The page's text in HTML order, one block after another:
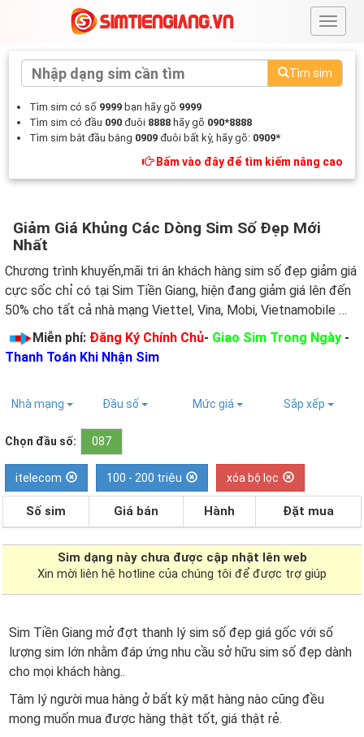
#
Tìm sim
Tìm sim có số 9999 bạn hãy gõ 9999
Tìm sim có đầu 090 đuôi 8888 hãy gõ 090*8888
Tìm sim bắt đầu bằng 0909 đuôi bất kỳ, hãy gõ: 0909*
Bấm vào đây để tìm kiếm nâng cao
Giảm Giá Khủng Các Dòng Sim Số Đẹp Mới
Nhất
Chương trình khuyến,mãi tri ân khách hàng sim số đẹp giảm giá
cực sốc chỉ có tại Sim Tiền Giang, hiện đang giảm giá lên đến
50% cho tất cả nhà mạng Viettel, Vina, Mobi, Vietnamobile …
Miễn phí: Đăng Ký Chính Chủ- Giao Sim Trong Ngày -
Thanh Toán Khi Nhận Sim
Nhà mạng Đầu số Mức giá Sắp xếp
Chọn đầu số: 087
itelecom 100 - 200 triệu xóa bộ lọc
Số sim Giá bán Hành Đặt mua
Sim dạng này chưa được cập nhật lên web
Xin mời liên hệ hotline của chúng tôi để được trợ giúp
Sim Tiền Giang mở đợt thanh lý sim số đẹp giá gốc với số
lượng sim lớn nhằm đáp ứng nhu cầu sở hữu sim số đẹp dành
cho mọi khách hàng..
Tâm lý người mua hàng ở bất kỳ mặt hàng nào cũng đều
mong muốn mua được hàng thật tốt, giá thật rẻ.